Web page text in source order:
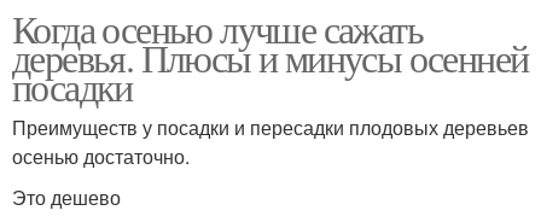
Когда осенью лучше сажать
деревья. Плюсы и минусы осенней
посадки
Преимуществ у посадки и пересадки плодовых деревьев
осенью достаточно.
Это дешево